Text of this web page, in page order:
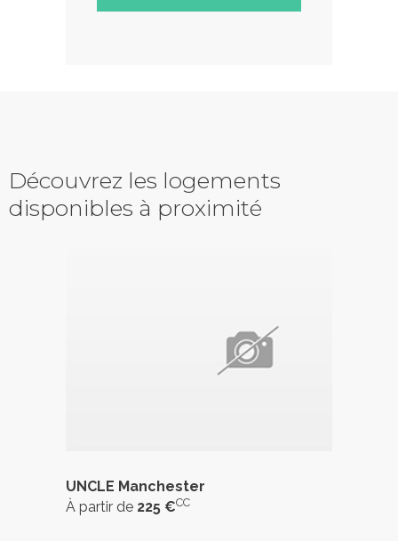
Découvrez les logements
disponibles à proximité
UNCLE Manchester
À partir de 225 €CC